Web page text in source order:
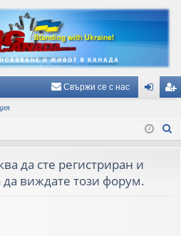
Свържи се с нас
з ис
да сте регистриран и
да виждате този форум.